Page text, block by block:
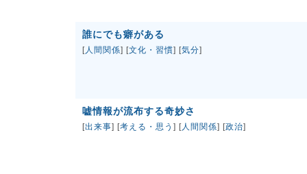
誰にでも癖がある
[人間関係] [文化・習慣] [気分]
嘘情報が流布する奇妙さ
[出来事] [考える・思う ] [人間関係] [政治]